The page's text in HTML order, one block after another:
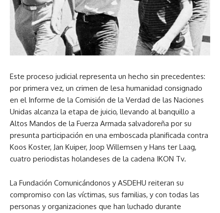
Este proceso judicial representa un hecho sin precedentes:
por primera vez, un crimen de lesa humanidad consignado
en el Informe de la Comisión de la Verdad de las Naciones
Unidas alcanza la etapa de juicio, llevando al banquillo a
Altos Mandos de la Fuerza Armada salvadoreña por su
presunta participación en una emboscada planificada contra
Koos Koster, Jan Kuiper, Joop Willemsen y Hans ter Laag,
cuatro periodistas holandeses de la cadena IKON Tv.
La Fundación Comunicándonos y ASDEHU reiteran su
compromiso con las víctimas, sus familias, y con todas las
personas y organizaciones que han luchado durante